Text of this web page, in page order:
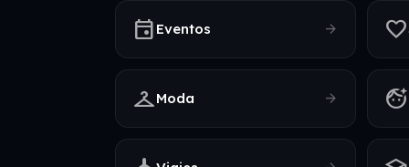
event Eventos arrow_forward favorite
checkroomModa arrow_forward face_retouching_natural